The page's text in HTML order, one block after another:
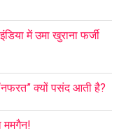
में उमा खुराना फर्जी
क्यों पसंद आती है?
ममगैन!